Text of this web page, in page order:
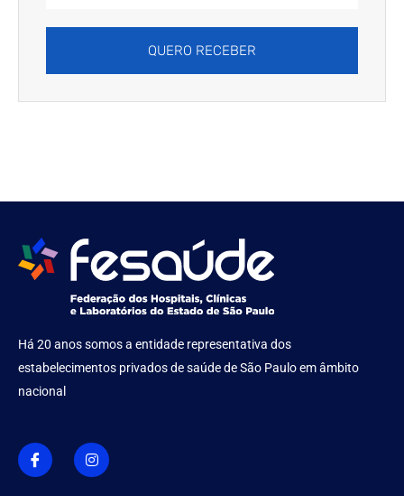
QUERO RECEBER
Há 20 anos somos a entidade representativa dos
estabelecimentos privados de saúde de São Paulo em âmbito
nacional
I
c
o
n
I
n
s
t